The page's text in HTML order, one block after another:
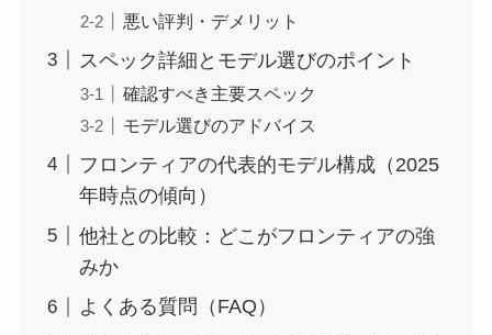
悪い評判・デメリット
スペック詳細とモデル選びのポイント
確認すべき主要スペック
モデル選びのアドバイス
フロンティアの代表的モデル構成（2025
年時点の傾向）
他社との比較：どこがフロンティアの強
みか
よくある質問（FAQ）